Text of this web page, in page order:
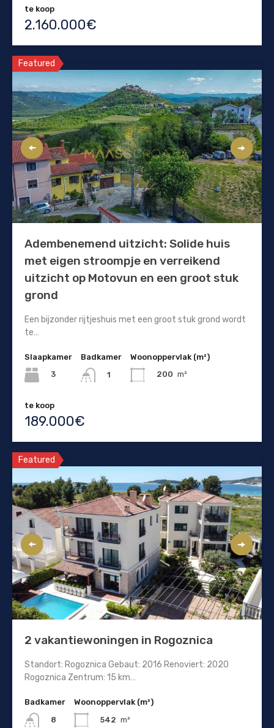
te koop
2.160.000€
Featured
Adembenemend uitzicht: Solide huis
met eigen stroompje en verreikend
uitzicht op Motovun en een groot stuk
grond
Een bijzonder rijtjeshuis met een groot stuk grond wordt
te…
Slaapkamer
3
Badkamer
1
Woonoppervlak (m²)
200 m²
te koop
189.000€
Featured
2 vakantiewoningen in Rogoznica
Standort: Rogoznica Gebaut: 2016 Renoviert: 2020
Rogoznica Zentrum: 15 km…
Badkamer
8
Woonoppervlak (m²)
542 m²